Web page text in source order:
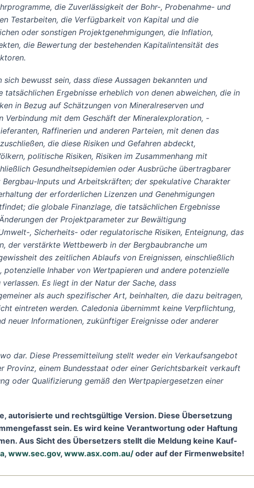
die Zuverlässigkeit der Bohr-, Probenahme- und
Testarbeiten, die Verfügbarkeit von Kapital und die
oder sonstigen Projektgenehmigungen, die Inflation,
die Bewertung der bestehenden Kapitalintensität des
bewusst sein, dass diese Aussagen bekannten und
Ergebnisse erheblich von denen abweichen, die in
in Bezug auf Schätzungen von Mineralreserven und
Verbindung mit dem Geschäft der Mineralexploration, -
Raffinerien und anderen Parteien, mit denen das
die diese Risiken und Gefahren abdeckt,
politische Risiken, Risiken im Zusammenhang mit
Gesundheitsepidemien oder Ausbrüche übertragbarer
Inputs und Arbeitskräften; der spekulative Charakter
der erforderlichen Lizenzen und Genehmigungen
die globale Finanzlage, die tatsächlichen Ergebnisse
der Projektparameter zur Bewältigung
, Sicherheits- oder regulatorische Risiken, Enteignung, das
der verstärkte Wettbewerb in der Bergbaubranche um
des zeitlichen Ablaufs von Ereignissen, einschließlich
Inhaber von Wertpapieren und andere potenzielle
Es liegt in der Natur der Sache, dass
als auch spezifischer Art, beinhalten, die dazu beitragen,
eintreten werden. Caledonia übernimmt keine Verpflichtung,
Informationen, zukünftiger Ereignisse oder anderer
dar. Diese Pressemitteilung stellt weder ein Verkaufsangebot
einem Bundesstaat oder einer Gerichtsbarkeit verkauft
oder Qualifizierung gemäß den Wertpapiergesetzen einer
autorisierte und rechtsgültige Version. Diese Übersetzung
sein. Es wird keine Verantwortung oder Haftung
Aus Sicht des Übersetzers stellt die Meldung keine Kauf-
, www.sec.gov, www.asx.com.au/ oder auf der Firmenwebsite!